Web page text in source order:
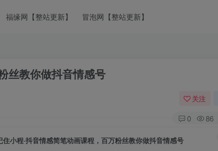
福缘网【整站更新】 冒泡网【整站更新】
丝教你做抖音情感号
关注
0 86
住小程·抖音情感简笔动画课程，百万粉丝教你做抖音情感号